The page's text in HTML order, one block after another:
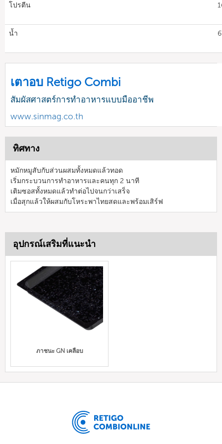
โปรตีน
น้ำ
เตาอบ Retigo Combi
สัมผัสศาสตร์การทำอาหารแบบมืออาชีพ
www.sinmag.co.th
ทิศทาง
หมักหมูสับกับส่วนผสมทั้งหมดแล้วทอด
เริ่มกระบวนการทำอาหารและคนทุก 2 นาที
เติมซอสทั้งหมดแล้วทำต่อไปจนกว่าเสร็จ
เมื่อสุกแล้วให้ผสมกับโหระพาไทยสดและพร้อมเสิร์ฟ
อุปกรณ์เสริมที่แนะนำ
ภาชนะ GN เคลือบ